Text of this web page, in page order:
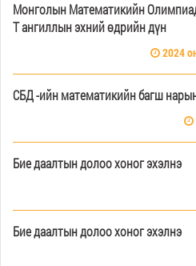
Монголын Математикийн
T ангиллын эхний өдрийн дүн
2024
СБД -ийн математикийн багш
Бие даалтын долоо хоног эхэлнэ
Бие даалтын долоо хоног эхэлнэ